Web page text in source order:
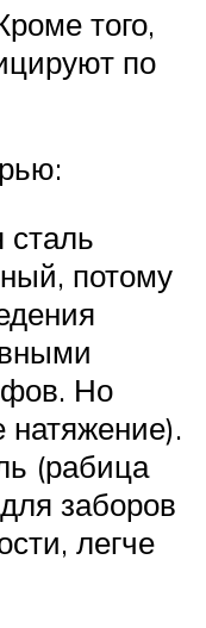
того,
по
сталь
потому
Но
натяжение).
(рабица
заборов
легче